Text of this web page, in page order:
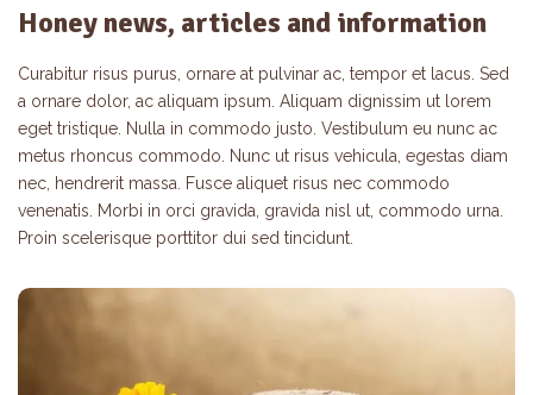
Honey news, articles and information
Curabitur risus purus, ornare at pulvinar ac, tempor et lacus. Sed
a ornare dolor, ac aliquam ipsum. Aliquam dignissim ut lorem
eget tristique. Nulla in commodo justo. Vestibulum eu nunc ac
metus rhoncus commodo. Nunc ut risus vehicula, egestas diam
nec, hendrerit massa. Fusce aliquet risus nec commodo
venenatis. Morbi in orci gravida, gravida nisl ut, commodo urna.
Proin scelerisque porttitor dui sed tincidunt.